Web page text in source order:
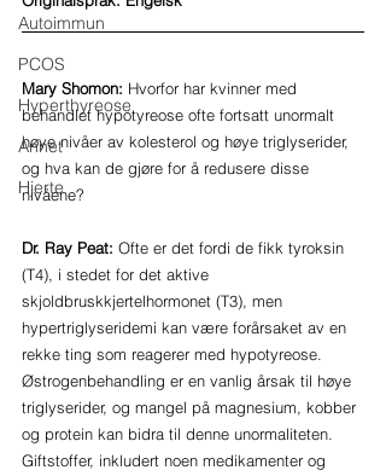
Autoimmun
PCOS
Hyperthyreose
Annet
Hjerte
Mary Shomon: Hvorfor har kvinner med
behandlet hypotyreose ofte fortsatt unormalt
høye nivåer av kolesterol og høye triglyserider,
og hva kan de gjøre for å redusere disse
nivåene?
Dr. Ray Peat: Ofte er det fordi de fikk tyroksin
(T4), i stedet for det aktive
skjoldbruskkjertelhormonet (T3), men
hypertriglyseridemi kan være forårsaket av en
rekke ting som reagerer med hypotyreose.
Østrogenbehandling er en vanlig årsak til høye
triglyserider, og mangel på magnesium, kobber
og protein kan bidra til denne unormaliteten.
Giftstoffer, inkludert noen medikamenter og